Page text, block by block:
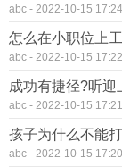
abc - 2022-10-15 17:24
怎么在小职位上
abc - 2022-10-15 17:22
成功有捷径?听迎
abc - 2022-10-15 17:21
孩子为什么不能
abc - 2022-10-15 17:20